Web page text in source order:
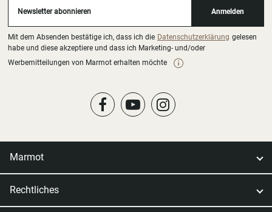
Newsletter abonnieren Anmelden
Mit dem Absenden bestätige ich, dass ich die Datenschutzerklärung gelesen
habe und diese akzeptiere und dass ich Marketing- und/oder
Werbemitteilungen von Marmot erhalten möchte
Marmot
Rechtliches